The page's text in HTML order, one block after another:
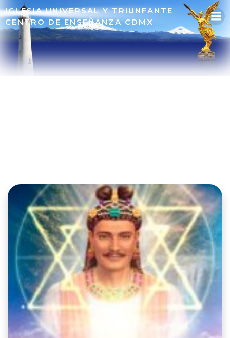
IGLESIA UNIVERSAL Y TRIUNFANTE
CENTRO DE ENSEÑANZA CDMX